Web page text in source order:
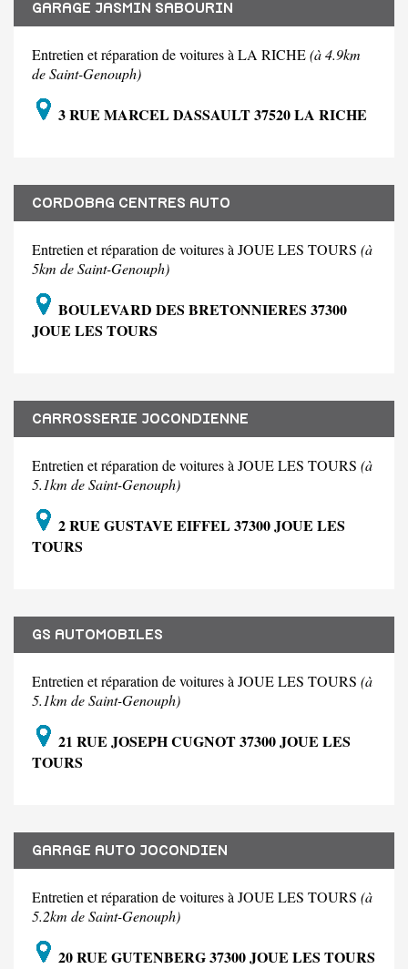
GARAGE JASMIN SABOURIN
Entretien et réparation de voitures à LA RICHE(à 4.9km
de Saint-Genouph)
3 RUE MARCEL DASSAULT 37520 LA RICHE
CORDOBAG CENTRES AUTO
Entretien et réparation de voitures à JOUE LES TOURS (à
5km de Saint-Genouph)
BOULEVARD DES BRETONNIERES 37300
JOUE LES TOURS
CARROSSERIE JOCONDIENNE
Entretien et réparation de voitures à JOUE LES TOURS (à
5.1km de Saint-Genouph)
2 RUE GUSTAVE EIFFEL 37300 JOUE LES
TOURS
GS AUTOMOBILES
Entretien et réparation de voitures à JOUE LES TOURS (à
5.1km de Saint-Genouph)
21 RUE JOSEPH CUGNOT 37300 JOUE LES
TOURS
GARAGE AUTO JOCONDIEN
Entretien et réparation de voitures à JOUE LES TOURS (à
5.2km de Saint-Genouph)
20 RUE GUTENBERG 37300 JOUE LES TOURS